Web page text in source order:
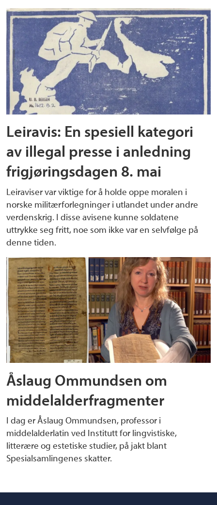
Leiravis: En spesiell kategori
av illegal presse i anledning
frigjøringsdagen 8. mai
Leiraviser var viktige for å holde oppe moralen i
norske militærforlegninger i utlandet under andre
verdenskrig. I disse avisene kunne soldatene
uttrykke seg fritt, noe som ikke var en selvfølge på
denne tiden.
Åslaug Ommundsen om
middelalderfragmenter
I dag er Åslaug Ommundsen, professor i
middelalderlatin ved Institutt for lingvistiske,
litterære og estetiske studier, på jakt blant
Spesialsamlingenes skatter.